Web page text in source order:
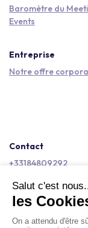
Baromètre du
Events
Entreprise
Notre offre
Contact
+33184809292